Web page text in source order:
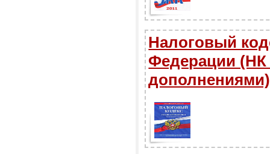
Налоговый
Федерации
дополнениями)